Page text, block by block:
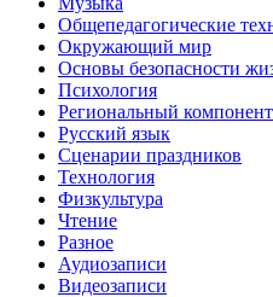
Общепедагогические
Окружающий мир
Основы безопасности
Психология
Региональный компонент
Русский язык
Сценарии праздников
Технология
Физкультура
Чтение
Разное
Аудиозаписи
Видеозаписи